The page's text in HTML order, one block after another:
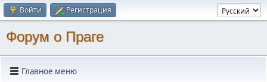
Войти Регистрация
Форум о Праге
Главное меню